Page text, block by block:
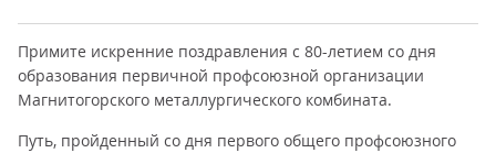
Примите искренние поздравления с 80-летием со дня
образования первичной профсоюзной организации
Магнитогорского металлургического комбината.
Путь, пройденный со дня первого общего профсоюзного